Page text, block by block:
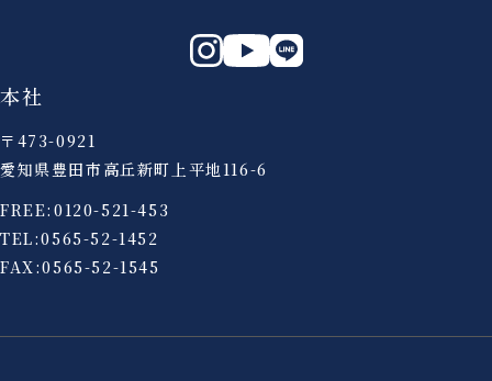
本社
〒473-0921
愛知県豊田市高丘新町上平地116-6
FREE: 0120-521-453
TEL:0565-52-1452
FAX:0565-52-1545